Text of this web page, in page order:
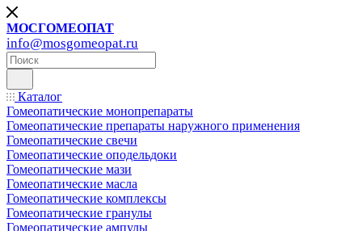
МОСГОМЕОПАТ
info@mosgomeopat.ru
Каталог
Гомеопатические монопрепараты
Гомеопатические препараты наружного применения
Гомеопатические свечи
Гомеопатические оподельдоки
Гомеопатические мази
Гомеопатические масла
Гомеопатические комплексы
Гомеопатические гранулы
Гомеопатические ампулы